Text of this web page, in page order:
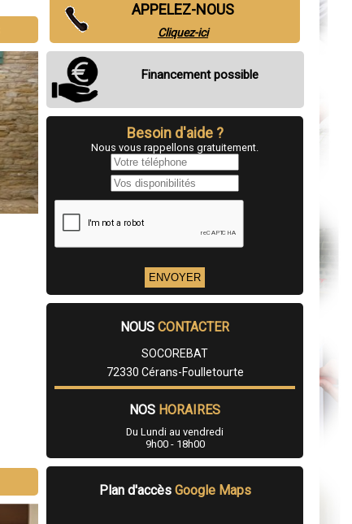
APPELEZ-NOUS
Cliquez-ici
Financement possible
Besoin d'aide ?
Nous vous rappellons gratuitement.
NOUS CONTACTER
SOCOREBAT
72330 Cérans-Foulletourte
NOS HORAIRES
Du Lundi au vendredi
9h00 - 18h00
Plan d'accès Google Maps